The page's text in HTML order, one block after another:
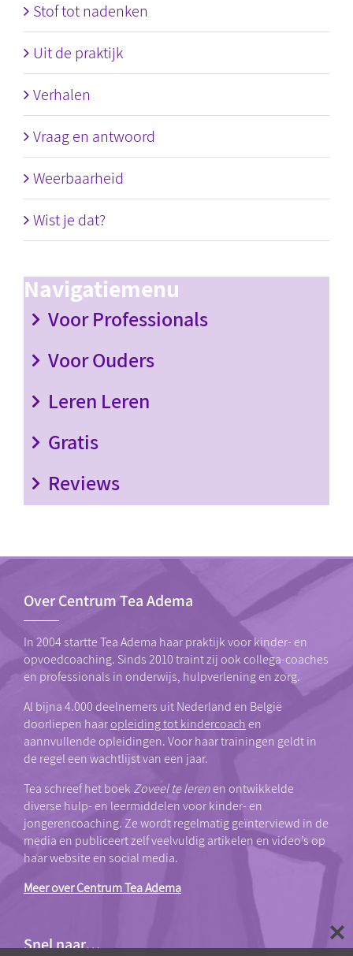
Stof tot nadenken
Uit de praktijk
Verhalen
Vraag en antwoord
Weerbaarheid
Wist je dat?
Navigatiemenu
Voor Professionals
Voor Ouders
Leren Leren
Gratis
Reviews
Over Centrum Tea Adema
In 2004 startte Tea Adema haar praktijk voor kinder- en
opvoedcoaching. Sinds 2010 traint zij ook collega-coaches
en professionals in onderwijs, hulpverlening en zorg.
Al bijna 4.000 deelnemers uit Nederland en België
doorliepen haaropleiding tot kindercoachen
aannvullende opleidingen. Voor haar trainingen geldt in
de regel een wachtlijst van een jaar.
Tea schreef het boek Zoveel te lerenen ontwikkelde
diverse hulp- en leermiddelen voor kinder- en
jongerencoaching. Ze wordt regelmatig geïnterviewd in de
media en publiceert zelf veelvuldig artikelen en video’s op
haar website en social media.
Meer over Centrum Tea Adema
Snel naar…